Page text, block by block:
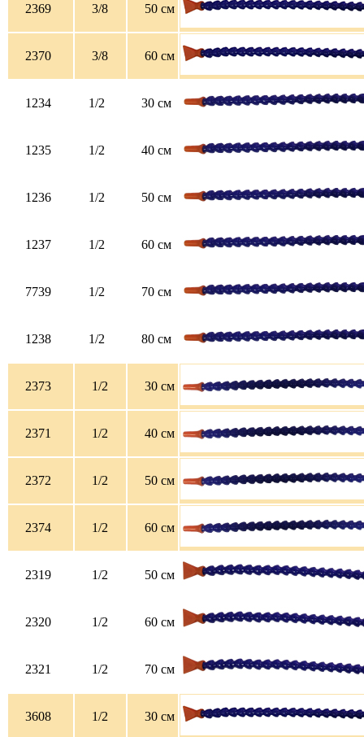
2369 3/8 50 см
2370 3/8 60 см
1234 1/2 30 см
1235 1/2 40 см
1236 1/2 50 см
1237 1/2 60 см
7739 1/2 70 см
1238 1/2 80 см
2373 1/2 30 см
2371 1/2 40 см
2372 1/2 50 см
2374 1/2 60 см
2319 1/2 50 см
2320 1/2 60 см
2321 1/2 70 см
3608 1/2 30 см